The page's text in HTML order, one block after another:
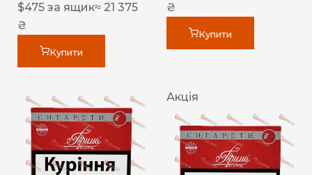
$475 за ящик≈ 21 375
₴
Купити
₴
Купити
Акція